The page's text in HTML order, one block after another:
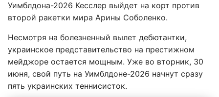
Уимблдона-2026 Кесслер выйдет на корт против
второй ракетки мира Арины Соболенко.
Несмотря на болезненный вылет дебютантки,
украинское представительство на престижном
мейджоре остается мощным. Уже во вторник, 30
июня, свой путь на Уимблдоне-2026 начнут сразу
пять украинских теннисисток.